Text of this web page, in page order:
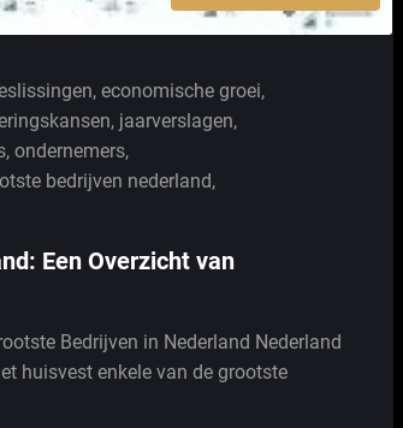
, economische groei,
, jaarverslagen,
, ondernemers,
bedrijven nederland,
Een Overzicht van
Bedrijven in Nederland Nederland
huisvest enkele van de grootste